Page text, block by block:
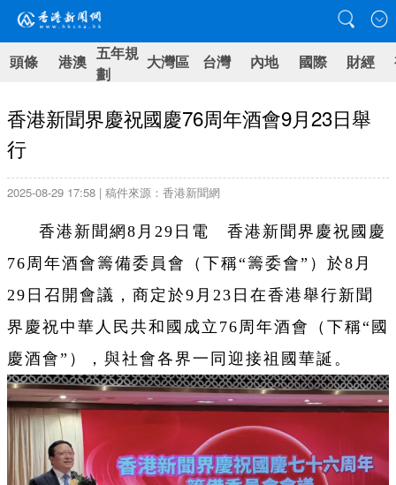
頭條 港澳 五年規
劃
大灣區 台灣 內地 國際 財經
香港新聞界慶祝國慶76周年酒會9月23日舉
行
2025-08-29 17:58 | 稿件來源：香港新聞網
香港新聞網8月29日電 香港新聞界慶祝國慶
76周年酒會籌備委員會（下稱“籌委會”）於8月
29日召開會議，商定於9月23日在香港舉行新聞
界慶祝中華人民共和國成立76周年酒會（下稱“國
慶酒會”），與社會各界一同迎接祖國華誕。